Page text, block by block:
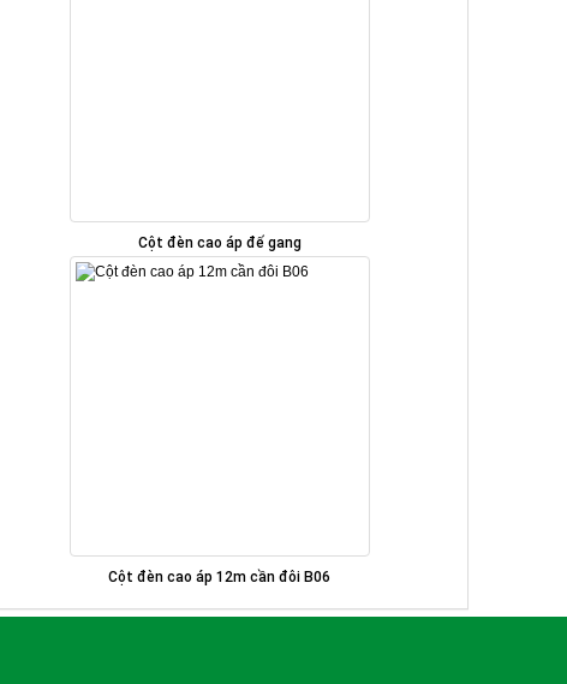
Cột đèn cao áp đế gang
Cột đèn cao áp 12m cần đôi B06